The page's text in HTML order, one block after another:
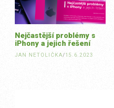
Nejčastější problémy s
iPhony a jejich řešení
JAN NETOLIČKA/15.6.2023